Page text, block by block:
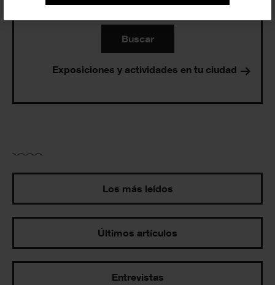
Buscar
Exposiciones y actividades en tu ciudad
Los más leídos
Últimos artículos
Entrevistas